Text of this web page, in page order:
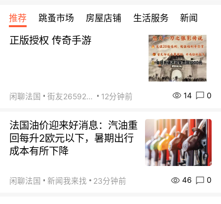
宾馆 108欧/天起
全程756欧/位
欧/天起 ~包拼房
每周铁发！
推荐 跳蚤市场 房屋店铺 生活服务 新闻
正版授权 传奇手游
闲聊法国 街友26592800 12分钟前 14 0
法国油价迎来好消息：汽油重
回每升2欧元以下，暑期出行
成本有所下降
闲聊法国 新闻我来找 23分钟前 46 0